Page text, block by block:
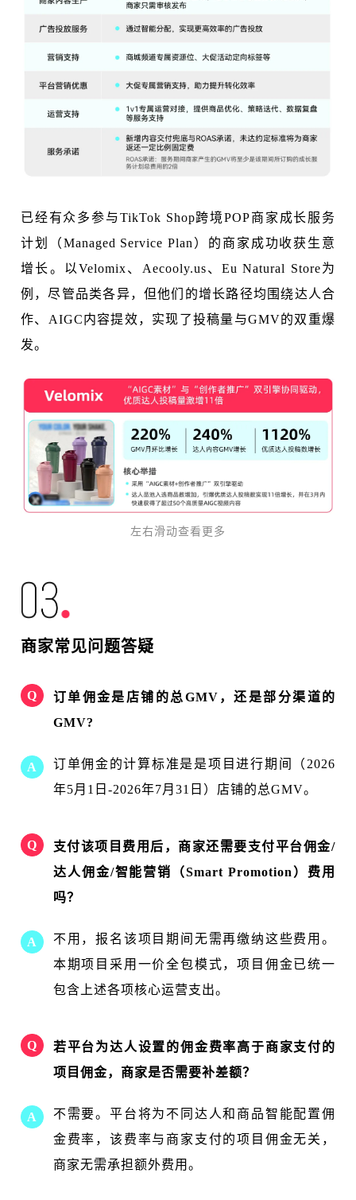
已经有众多参与TikTok Shop跨境POP商家成长服务
计划（Managed Service Plan）的商家成功收获生意
增长。以Velomix、Aecooly.us、Eu Natural Store为
例，尽管品类各异，但他们的增长路径均围绕达人合
作、AIGC内容提效，实现了投稿量与GMV的双重爆
发。
左右滑动查看更多
商家常见问题答疑
Q
订单佣金是店铺的总GMV，还是部分渠道的
GMV?
A
订单佣金的计算标准是是项目进行期间（2026
年5月1日-2026年7月31日）店铺的总GMV。
Q
支付该项目费用后，商家还需要支付平台佣金/
达人佣金/智能营销（Smart Promotion）费用
吗？
A
不用，报名该项目期间无需再缴纳这些费用。
本期项目采用一价全包模式，项目佣金已统一
包含上述各项核心运营支出。
Q
若平台为达人设置的佣金费率高于商家支付的
项目佣金，商家是否需要补差额？
A
不需要。平台将为不同达人和商品智能配置佣
金费率，该费率与商家支付的项目佣金无关，
商家无需承担额外费用。